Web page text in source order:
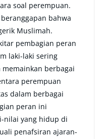
soal perempuan.
bahwa
Muslimah.
pembagian peran
laki-laki sering
berbagai
perempuan
dalam berbagai
peran ini
nilai yang hidup di
penafsiran ajaran-